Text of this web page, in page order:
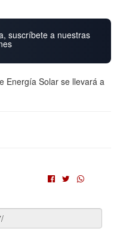
suscríbete a nuestras
Energía Solar se llevará a